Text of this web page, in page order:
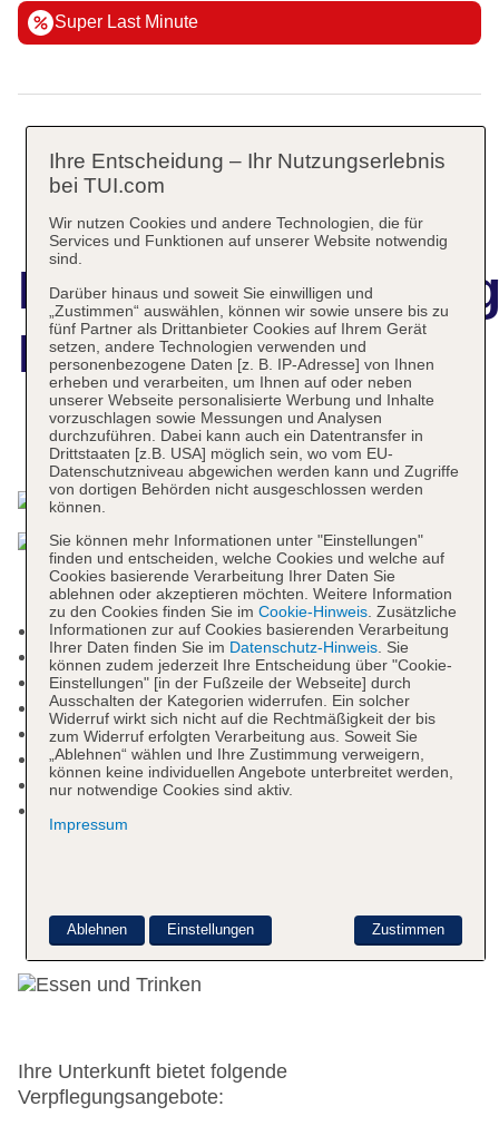
Super Last Minute
Hotel Xaloc Playa
Das bietet Ihre Unterkunft
Sonnenterrasse
Kinderpool: integrierter Kinder/Babypool
Badetücher: gegen Gebühr
Internet: WLAN/WiFi, im gesamten Hotel (Anlage)
Zahlungsarten: TUI Card / VISA, MasterCard
Haustiere nicht erlaubt
Etagen: 3, Zimmer: 133
Essen & Trinken
Ihre Unterkunft bietet folgende
Verpflegungsangebote:
Ihre Entscheidung – Ihr Nutzungserlebnis
bei TUI.com
Wir nutzen Cookies und andere Technologien, die für
Services und Funktionen auf unserer Website notwendig
sind.
Darüber hinaus und soweit Sie einwilligen und
„Zustimmen“ auswählen, können wir sowie unsere bis zu
fünf Partner als Drittanbieter Cookies auf Ihrem Gerät
setzen, andere Technologien verwenden und
personenbezogene Daten [z. B. IP-Adresse] von Ihnen
erheben und verarbeiten, um Ihnen auf oder neben
unserer Webseite personalisierte Werbung und Inhalte
vorzuschlagen sowie Messungen und Analysen
durchzuführen. Dabei kann auch ein Datentransfer in
Drittstaaten [z.B. USA] möglich sein, wo vom EU-
Datenschutzniveau abgewichen werden kann und Zugriffe
von dortigen Behörden nicht ausgeschlossen werden
können.
Sie können mehr Informationen unter "Einstellungen"
finden und entscheiden, welche Cookies und welche auf
Cookies basierende Verarbeitung Ihrer Daten Sie
ablehnen oder akzeptieren möchten. Weitere Information
zu den Cookies finden Sie im Cookie-Hinweis. Zusätzliche
Informationen zur auf Cookies basierenden Verarbeitung
Ihrer Daten finden Sie im Datenschutz-Hinweis. Sie
können zudem jederzeit Ihre Entscheidung über "Cookie-
Einstellungen" [in der Fußzeile der Webseite] durch
Ausschalten der Kategorien widerrufen. Ein solcher
Widerruf wirkt sich nicht auf die Rechtmäßigkeit der bis
zum Widerruf erfolgten Verarbeitung aus. Soweit Sie
„Ablehnen“ wählen und Ihre Zustimmung verweigern,
können keine individuellen Angebote unterbreitet werden,
nur notwendige Cookies sind aktiv.
Impressum
Zustimmen
Ablehnen Einstellungen